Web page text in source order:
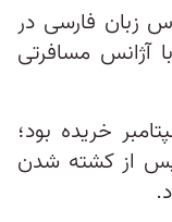
زبان فارسی در
آژانس‌ مسافرتی
او بلیت خود را برای ۱۷ سپتامبر خریده بود؛
از کشته شدن